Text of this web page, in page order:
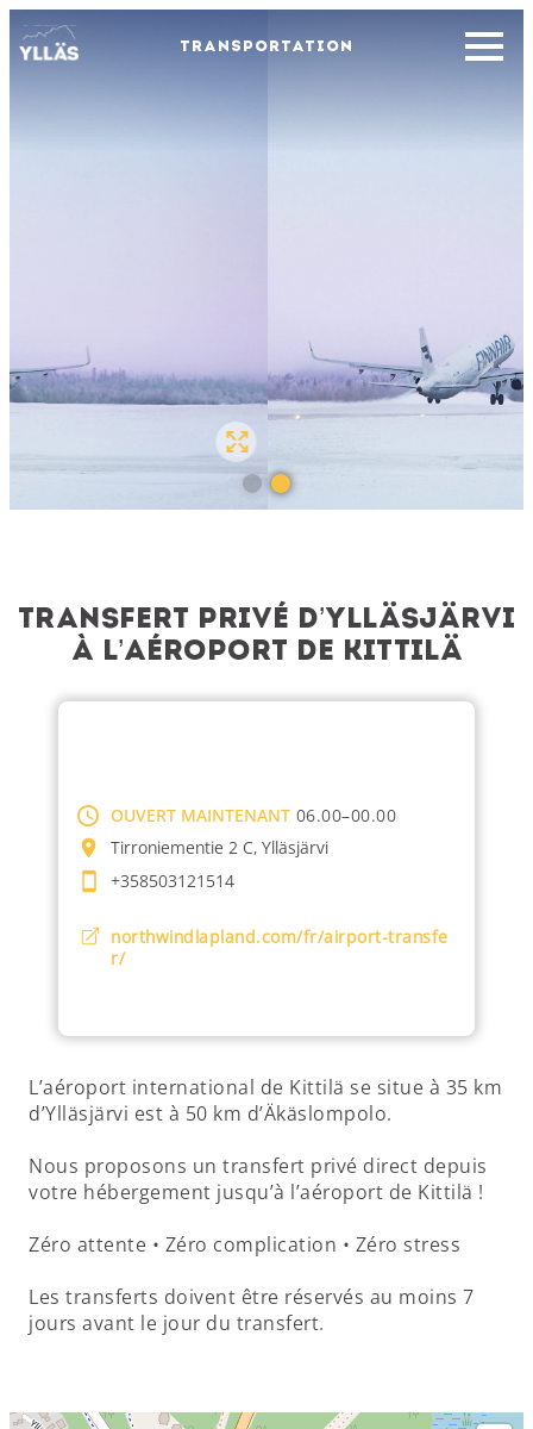
TRANSPORTATION
Transfert privé d’Ylläsjärvi
à l’aéroport de Kittilä
OUVERT MAINTENANT 06.00–00.00
Tirroniementie 2 C, Ylläsjärvi
+358503121514
northwindlapland.com/fr/airport-transfe
r/
L’aéroport international de Kittilä se situe à 35 km
d’Ylläsjärvi est à 50 km d’Äkäslompolo.
Nous proposons un transfert privé direct depuis
votre hébergement jusqu’à l’aéroport de Kittilä !
Zéro attente • Zéro complication • Zéro stress
Les transferts doivent être réservés au moins 7
jours avant le jour du transfert.